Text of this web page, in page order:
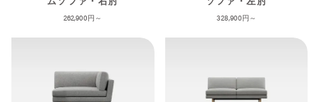
262,900 328,900